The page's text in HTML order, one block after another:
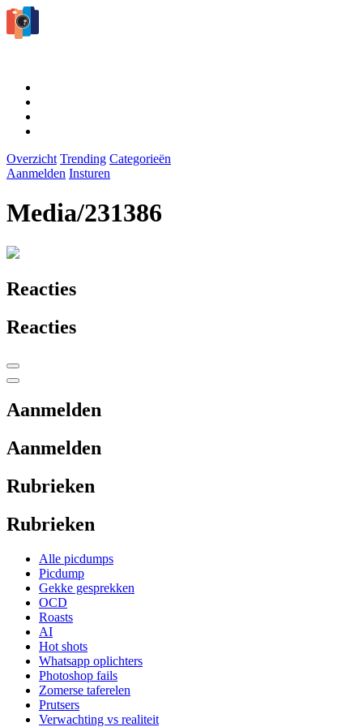
Overzicht Trending Categorieën
Aanmelden Insturen
Media/231386
Reacties
Reacties
Aanmelden
Aanmelden
Rubrieken
Rubrieken
Alle picdumps
Picdump
Gekke gesprekken
OCD
Roasts
AI
Hot shots
Whatsapp oplichters
Photoshop fails
Zomerse taferelen
Prutsers
Verwachting vs realiteit